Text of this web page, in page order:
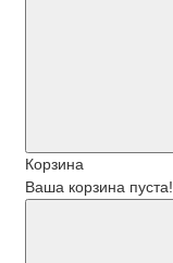
Корзина
Ваша корзина пуста!